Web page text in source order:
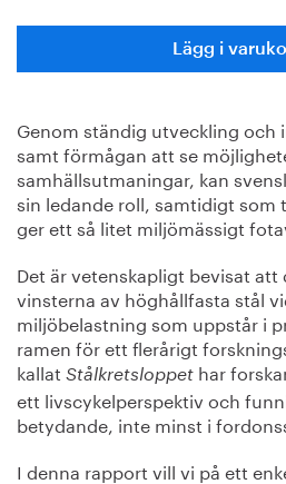
Lägg i
Genom ständig utveckling och
samt förmågan att se
samhällsutmaningar, kan
sin ledande roll, samtidigt som
ger ett så litet miljömässigt
Det är vetenskapligt bevisat att
vinsterna av höghållfasta stål
miljöbelastning som uppstår i
ramen för ett flerårigt
kallat Stålkretsloppet har
ett livscykelperspektiv och
betydande, inte minst i
I denna rapport vill vi på ett